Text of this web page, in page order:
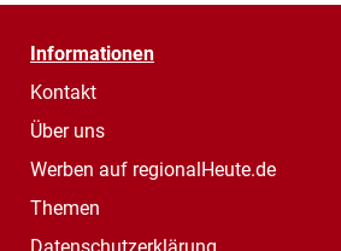
Informationen
Kontakt
Über uns
Werben auf regionalHeute.de
Themen